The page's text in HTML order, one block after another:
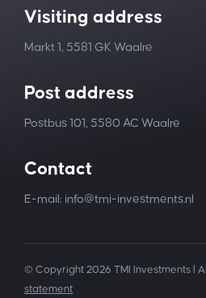
Visiting address
Markt 1, 5581 GK Waalre
Post address
Postbus 101, 5580 AC Waalre
Contact
E-mail: info@tmi-investments.nl
© Copyright 2026 TMI Investments |
statement